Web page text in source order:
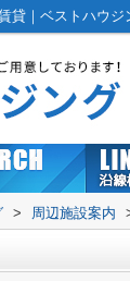
貸｜ベストハウジ
> 周辺施設案内